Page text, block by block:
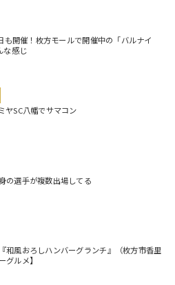
も開催！枚方モールで開催中の「バルナイ
な感じ
ヤSC八幡でサマコン
の選手が複数出場してる
和風おろしハンバーグランチ』（枚方市香里
グルメ】